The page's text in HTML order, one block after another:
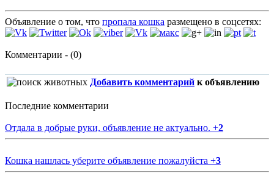
Объявление о том, что пропала кошка размещено в соцсетях:
Комментарии - (0)
Добавить комментарий к объявлению
Последние комментарии
Отдала в добрые руки, объявление не актуально. +2
Кошка нашлась уберите объявление пожалуйста +3